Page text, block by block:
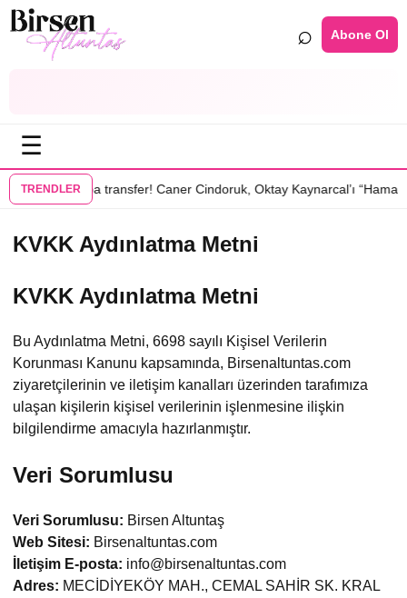
⌕ Abone Ol
☰
TRENDLER
•Bomba transfer! Caner Cindoruk, Oktay Kaynarcal’ı “Hamal”
KVKK Aydınlatma Metni
KVKK Aydınlatma Metni
Bu Aydınlatma Metni, 6698 sayılı Kişisel Verilerin
Korunması Kanunu kapsamında, Birsenaltuntas.com
ziyaretçilerinin ve iletişim kanalları üzerinden tarafımıza
ulaşan kişilerin kişisel verilerinin işlenmesine ilişkin
bilgilendirme amacıyla hazırlanmıştır.
Veri Sorumlusu
Veri Sorumlusu: Birsen Altuntaş
Web Sitesi: Birsenaltuntas.com
İletişim E-posta: info@birsenaltuntas.com
Adres: MECİDİYEKÖY MAH., CEMAL SAHİR SK. KRAL